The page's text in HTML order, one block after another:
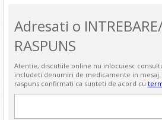
Adresati o
RASPUNS
Atentie, discutiile online nu inlocuiesc
includeti denumiri de medicamente in mesaj.
raspuns confirmati ca sunteti de acord cu